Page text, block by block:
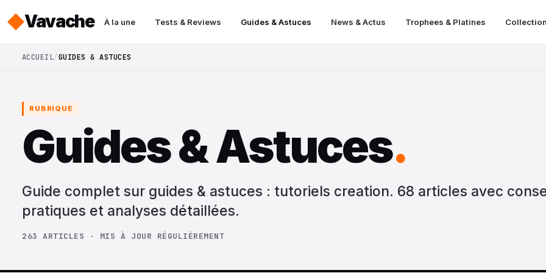
Vavache À la une Tests & Reviews Guides & Astuces News & Actus Trophees & Platines
ACCUEIL GUIDES & ASTUCES
RUBRIQUE
Guides & Astuces.
Guide complet sur guides & astuces : tutoriels creation. 68 articles avec
pratiques et analyses détaillées.
263 ARTICLES · MIS À JOUR RÉGULIÈREMENT